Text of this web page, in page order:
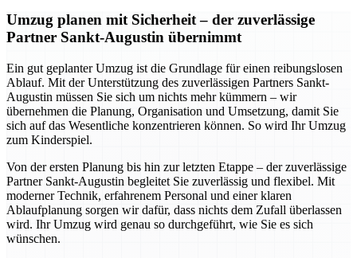
Umzug planen mit Sicherheit – der zuverlässige
Partner Sankt-Augustin übernimmt
Ein gut geplanter Umzug ist die Grundlage für einen reibungslosen
Ablauf. Mit der Unterstützung des zuverlässigen Partners Sankt-
Augustin müssen Sie sich um nichts mehr kümmern – wir
übernehmen die Planung, Organisation und Umsetzung, damit Sie
sich auf das Wesentliche konzentrieren können. So wird Ihr Umzug
zum Kinderspiel.
Von der ersten Planung bis hin zur letzten Etappe – der zuverlässige
Partner Sankt-Augustin begleitet Sie zuverlässig und flexibel. Mit
moderner Technik, erfahrenem Personal und einer klaren
Ablaufplanung sorgen wir dafür, dass nichts dem Zufall überlassen
wird. Ihr Umzug wird genau so durchgeführt, wie Sie es sich
wünschen.